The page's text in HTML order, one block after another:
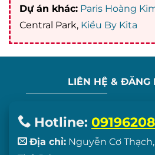
Dự án khác: Paris Hoàng
Central Park, Kiều By Kita
LIÊN HỆ & ĐĂNG
Hotline:
Địa chỉ: Nguyễn Cơ